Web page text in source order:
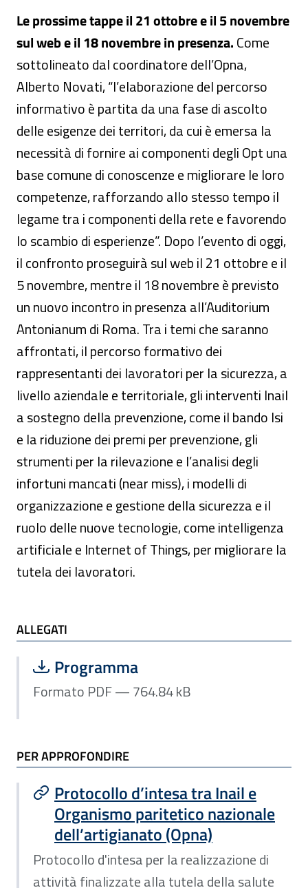
Le prossime tappe il 21 ottobre e il 5 novembre
sul web e il 18 novembre in presenza.Come
sottolineato dal coordinatore dell’Opna,
Alberto Novati, “l’elaborazione del percorso
informativo è partita da una fase di ascolto
delle esigenze dei territori, da cui è emersa la
necessità di fornire ai componenti degli Opt una
base comune di conoscenze e migliorare le loro
competenze, rafforzando allo stesso tempo il
legame tra i componenti della rete e favorendo
lo scambio di esperienze”. Dopo l’evento di oggi,
il confronto proseguirà sul web il 21 ottobre e il
5 novembre, mentre il 18 novembre è previsto
un nuovo incontro in presenza all’Auditorium
Antonianum di Roma. Tra i temi che saranno
affrontati, il percorso formativo dei
rappresentanti dei lavoratori per la sicurezza, a
livello aziendale e territoriale, gli interventi Inail
a sostegno della prevenzione, come il bando Isi
e la riduzione dei premi per prevenzione, gli
strumenti per la rilevazione e l’analisi degli
infortuni mancati (near miss), i modelli di
organizzazione e gestione della sicurezza e il
ruolo delle nuove tecnologie, come intelligenza
artificiale e Internet of Things, per migliorare la
tutela dei lavoratori.
ALLEGATI e TI POTREBBE INTERESSARE
ALLEGATI
Scarica file:
Programma
Formato PDF — Dimensione 764.84 kB
Formato PDF — 764.84 kB
PER APPROFONDIRE
Protocollo d’intesa tra Inail e
Organismo paritetico nazionale
dell’artigianato (Opna)
Protocollo d'intesa per la realizzazione di
attività finalizzate alla tutela della salute